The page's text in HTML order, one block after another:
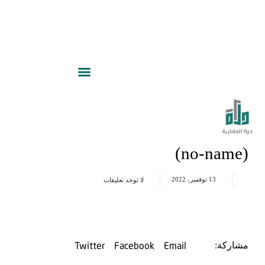
(no-name)
13 نوفمبر، 2022 لا توجد تعليقات
مشاركة: Email
Facebook
Twitter